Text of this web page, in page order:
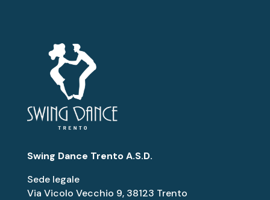
Swing Dance Trento A.S.D.
Sede legale
Via Vicolo Vecchio 9, 38123 Trento